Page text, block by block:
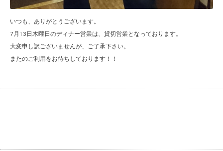
いつも、ありがとうございます。
7月13日木曜日のディナー営業は、貸切営業となっております。
大変申し訳ございませんが、ご了承下さい。
またのご利用をお待ちしております！！